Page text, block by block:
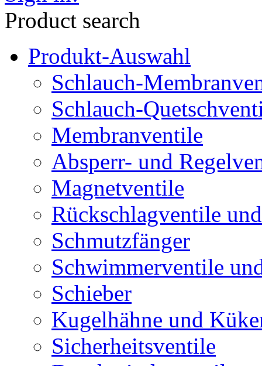
Product search
Produkt-Auswahl
Schlauch-
Schlauch-
Membranventile
Absperr- und
Magnetventile
Rückschlagventile
Schmutzfänger
Schwimmerventile
Schieber
Kugelhähne und
Sicherheitsventile